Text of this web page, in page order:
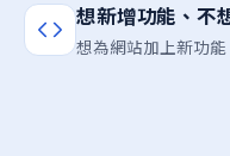
想新增功能、不
想為網站加上新功